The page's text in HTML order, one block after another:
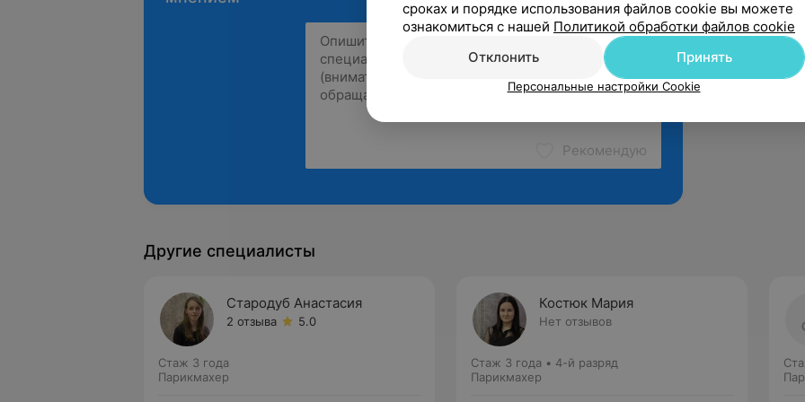
Рекомендую
Другие специалисты
Стародуб Анастасия
2 отзыва 5.0
Стаж 3 года
Парикмахер
Костюк Мария
Нет отзывов
Стаж 3 года • 4-й разряд
Парикмахер
сроках и порядке использования файлов cookie вы можете
ознакомиться с нашей Политикой обработки файлов cookie
Отклонить
Принять
Персональные настройки Cookie